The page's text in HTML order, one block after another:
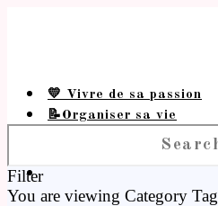
💛 Vivre de sa passion
📝Organiser sa vie
Filter
You are viewing Category Tag